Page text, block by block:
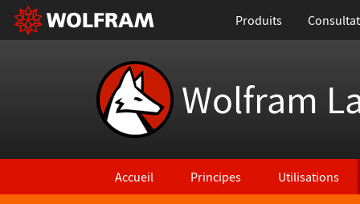
Produits
Wolfram
Accueil Principes Utilisations